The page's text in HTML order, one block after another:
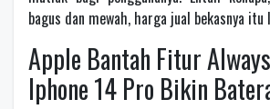
bagus dan mewah, harga jual bekasnya
Apple Bantah Fitur
Iphone 14 Pro Bikin